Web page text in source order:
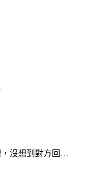
，沒想到對方回…